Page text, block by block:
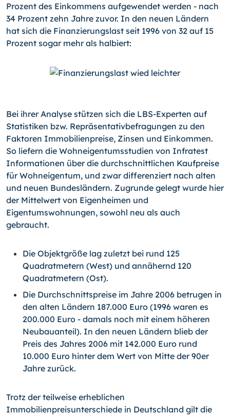
Prozent des Einkommens aufgewendet werden - nach
34 Prozent zehn Jahre zuvor. In den neuen Ländern
hat sich die Finanzierungslast seit 1996 von 32 auf 15
Prozent sogar mehr als halbiert:
Bei ihrer Analyse stützen sich die LBS-Experten auf
Statistiken bzw. Repräsentativbefragungen zu den
Faktoren Immobilienpreise, Zinsen und Einkommen.
So liefern die Wohneigentumsstudien von Infratest
Informationen über die durchschnittlichen Kaufpreise
für Wohneigentum, und zwar differenziert nach alten
und neuen Bundesländern. Zugrunde gelegt wurde hier
der Mittelwert von Eigenheimen und
Eigentumswohnungen, sowohl neu als auch
gebraucht.
Die Objektgröße lag zuletzt bei rund 125
Quadratmetern (West) und annähernd 120
Quadratmetern (Ost).
Die Durchschnittspreise im Jahre 2006 betrugen in
den alten Ländern 187.000 Euro (1996 waren es
200.000 Euro - damals noch mit einem höheren
Neubauanteil). In den neuen Ländern blieb der
Preis des Jahres 2006 mit 142.000 Euro rund
10.000 Euro hinter dem Wert von Mitte der 90er
Jahre zurück.
Trotz der teilweise erheblichen
Immobilienpreisunterschiede in Deutschland gilt die